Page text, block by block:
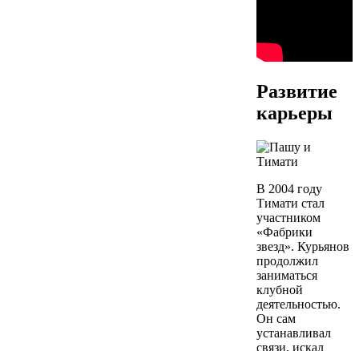
Развитие
карьеры
В 2004 году
Тимати стал
участником
«Фабрики
звезд». Курьянов
продолжил
заниматься
клубной
деятельностью.
Он сам
устанавливал
связи, искал